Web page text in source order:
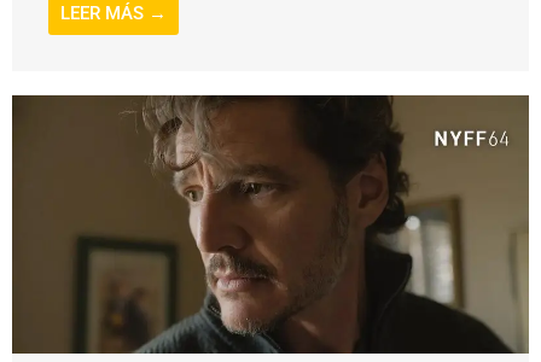
LEER MÁS →